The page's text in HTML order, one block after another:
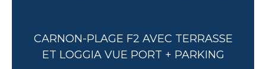
CARNON-PLAGE F2 AVEC TERRASSE
ET LOGGIA VUE PORT + PARKING